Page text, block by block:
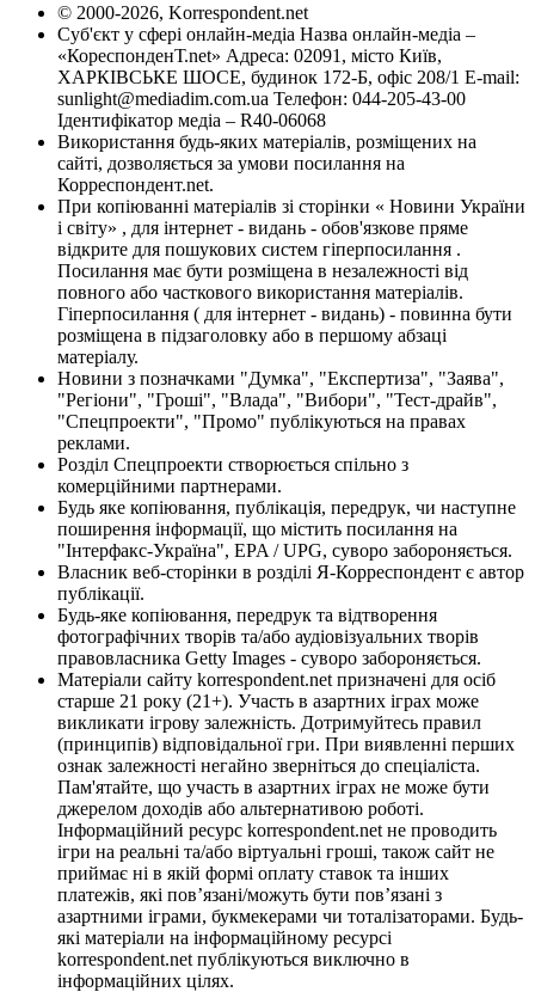
© 2000-2026, Korrespondent.net
Суб'єкт у сфері онлайн-медіа Назва онлайн-медіа –
«КореспонденТ.net» Адреса: 02091, місто Київ,
ХАРКІВСЬКЕ ШОСЕ, будинок 172-Б, офіс 208/1 E-mail:
sunlight@mediadim.com.ua Телефон: 044-205-43-00
Ідентифікатор медіа – R40-06068
Використання будь-яких матеріалів, розміщених на
сайті, дозволяється за умови посилання на
Корреспондент.net.
При копіюванні матеріалів зі сторінки « Новини України
і світу» , для інтернет - видань - обов'язкове пряме
відкрите для пошукових систем гіперпосилання .
Посилання має бути розміщена в незалежності від
повного або часткового використання матеріалів.
Гіперпосилання ( для інтернет - видань) - повинна бути
розміщена в підзаголовку або в першому абзаці
матеріалу.
Новини з позначками "Думка", "Експертиза", "Заява",
"Регіони", "Гроші", "Влада", "Вибори", "Тест-драйв",
"Спецпроекти", "Промо" публікуються на правах
реклами.
Розділ Спецпроекти створюється спільно з
комерційними партнерами.
Будь яке копіювання, публікація, передрук, чи наступне
поширення інформації, що містить посилання на
"Інтерфакс-Україна", EPA / UPG, суворо забороняється.
Власник веб-сторінки в розділі Я-Корреспондент є автор
публікації.
Будь-яке копіювання, передрук та відтворення
фотографічних творів та/або аудіовізуальних творів
правовласника Getty Images - суворо забороняється.
Матеріали сайту korrespondent.net призначені для осіб
старше 21 року (21+). Участь в азартних іграх може
викликати ігрову залежність. Дотримуйтесь правил
(принципів) відповідальної гри. При виявленні перших
ознак залежності негайно зверніться до спеціаліста.
Пам'ятайте, що участь в азартних іграх не може бути
джерелом доходів або альтернативою роботі.
Інформаційний ресурс korrespondent.net не проводить
ігри на реальні та/або віртуальні гроші, також сайт не
приймає ні в якій формі оплату ставок та інших
платежів, які пов’язані/можуть бути пов’язані з
азартними іграми, букмекерами чи тоталізаторами. Будь-
які матеріали на інформаційному ресурсі
korrespondent.net публікуються виключно в
інформаційних цілях.